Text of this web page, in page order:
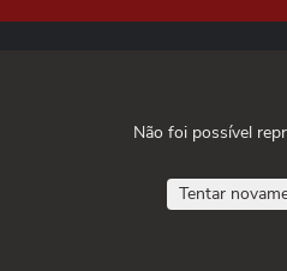
Não foi possível
Tentar